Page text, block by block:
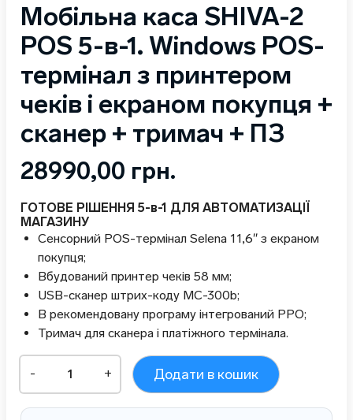
Мобільна каса SHIVA-2
POS 5-в-1. Windows POS-
термінал з принтером
чеків і екраном покупця +
сканер + тримач + ПЗ
28990,00 грн.
ГОТОВЕ РІШЕННЯ 5-в-1 ДЛЯ АВТОМАТИЗАЦІЇ
МАГАЗИНУ
Сенсорний POS-термінал Selena 11,6″ з екраном
покупця;
Вбудований принтер чеків 58 мм;
USB-сканер штрих-коду MC-300b;
В рекомендовану програму інтегрований РРО;
Тримач для сканера і платіжного термінала.
Мобільна
каса
SHIVA-
2
- + Додати в кошик